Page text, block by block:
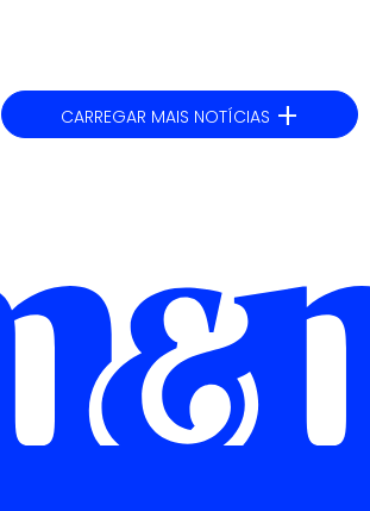
CARREGAR MAIS NOTÍCIAS +